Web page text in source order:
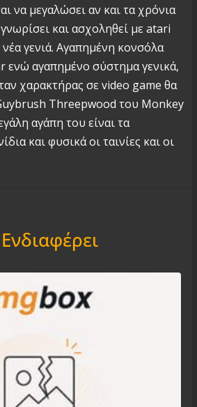
να μεγαλώσει αν και τα χρόνια
και ασχοληθεί με atari
νέα γενιά. Αγαπημένη κονσόλα
ενώ αγαπημένο σύστημα γενικά,
χαρακτήρας σε video game θα
Threepwood του Monkey
αγάπη του είναι τα
και φυσικά οι ταινίες και οι